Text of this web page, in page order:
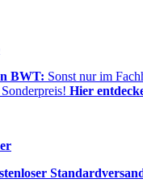
BWT: Sonst nur im
Hier